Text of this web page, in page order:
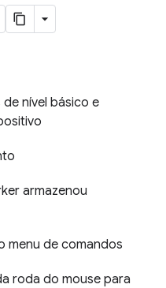
nível básico e
armazenou
menu de comandos
roda do mouse para